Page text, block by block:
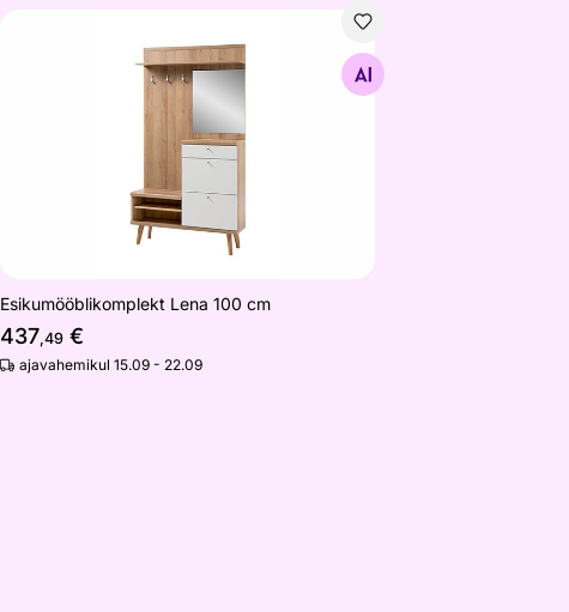
Otsi sarnaseid
Esikumööblikomplekt Lena 100 cm
437,49€
ajavahemikul 15.09 - 22.09